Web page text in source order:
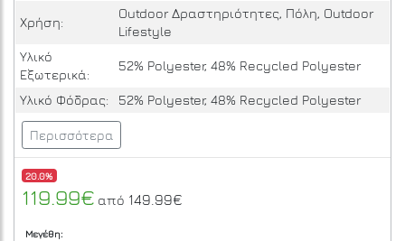
Χρήση:
Outdoor Δραστηριότητες, Πόλη, Outdoor
Lifestyle
Υλικό
Εξωτερικά:
52% Polyester, 48% Recycled Polyester
Υλικό Φόδρας: 52% Polyester, 48% Recycled Polyester
Περισσότερα
20.0%
119.99€ από 149.99€
Μεγέθη: